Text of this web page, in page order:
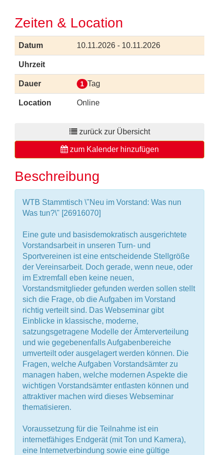
Zeiten & Location
Datum 10.11.2026 - 10.11.2026
Uhrzeit
Dauer 1 Tag
Location Online
zurück zur Übersicht
zum Kalender hinzufügen
Beschreibung
WTB Stammtisch \"Neu im Vorstand: Was nun 
Was tun?\" [26916070]
Eine gute und basisdemokratisch ausgerichtete
Vorstandsarbeit in unseren Turn- und
Sportvereinen ist eine entscheidende Stellgröße
der Vereinsarbeit. Doch gerade, wenn neue, oder
im Extremfall eben keine neuen,
Vorstandsmitglieder gefunden werden sollen stellt
sich die Frage, ob die Aufgaben im Vorstand
richtig verteilt sind. Das Webseminar gibt
Einblicke in klassische, moderne,
satzungsgetragene Modelle der Ämterverteilung
und wie gegebenenfalls Aufgabenbereiche
umverteilt oder ausgelagert werden können. Die
Fragen, welche Aufgaben Vorstandsämter zu
managen haben, welche modernen Aspekte die
wichtigen Vorstandsämter entlasten können und
attraktiver machen wird dieses Webseminar
thematisieren.
Voraussetzung für die Teilnahme ist ein
internetfähiges Endgerät (mit Ton und Kamera),
eine Internetverbindung sowie eine gültige